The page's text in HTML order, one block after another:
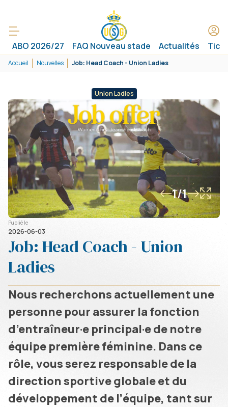
ABO 2026/27 FAQ Nouveau stade Actualités
Accueil Nouvelles Job: Head Coach - Union Ladies
Union Ladies
1/1
Publié le
2026-06-03
Job: Head Coach - Union
Ladies
Nous recherchons actuellement une
personne pour assurer la fonction
d’entraîneur·e principal·e de notre
équipe première féminine. Dans ce
rôle, vous serez responsable de la
direction sportive globale et du
développement de l’équipe, tant sur